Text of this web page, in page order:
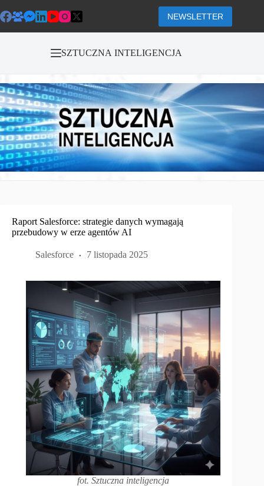
do
treści
NEWSLETTER
SZTUCZNA INTELIGENCJA
Raport Salesforce: strategie danych wymagają
przebudowy w erze agentów AI
Salesforce 7 listopada 2025
fot. Sztuczna inteligencja